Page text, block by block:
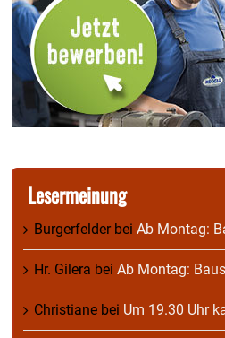
Lesermeinung
Burgerfelderbei Ab Montag:
Hr. Gilera bei Ab Montag:
Christiane bei Um 19.30 Uhr